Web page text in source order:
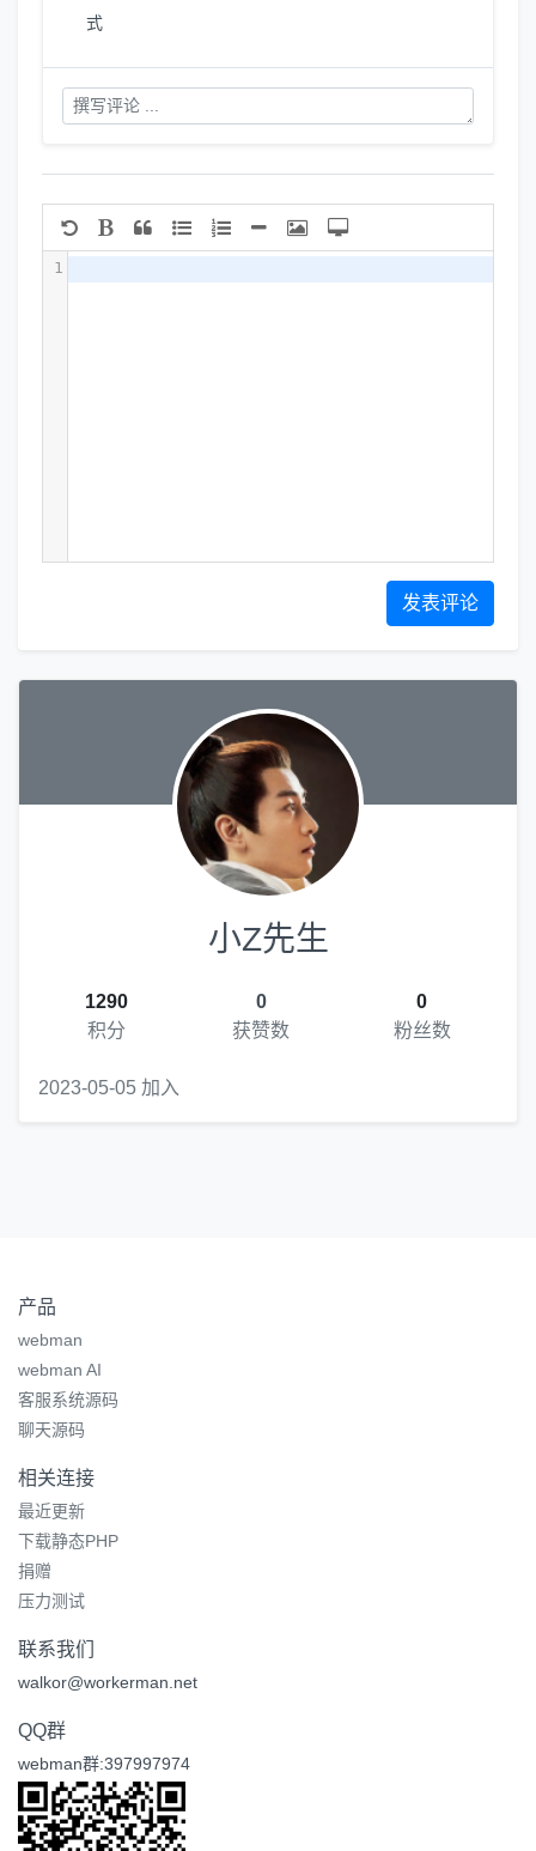
式
1
发表评论
小Z先生
1290
积分
0
获赞数
0
粉丝数
2023-05-05 加入
产品
webman
webman AI
客服系统源码
聊天源码
相关连接
最近更新
下载静态PHP
捐赠
压力测试
联系我们
walkor@workerman.net
QQ群
webman群:397997974